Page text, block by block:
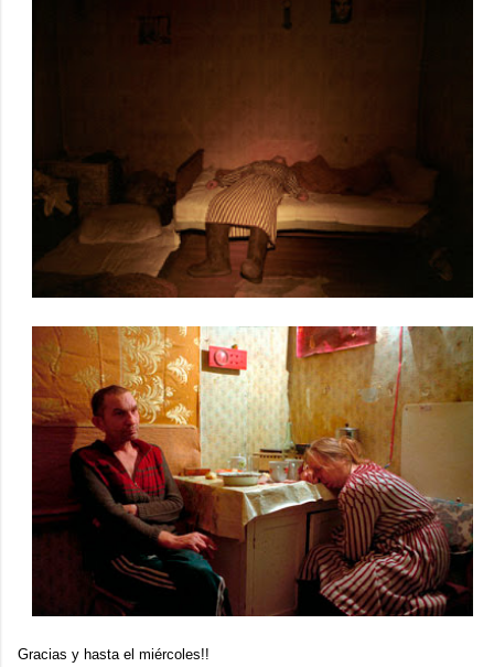
Gracias y hasta el miércoles!!